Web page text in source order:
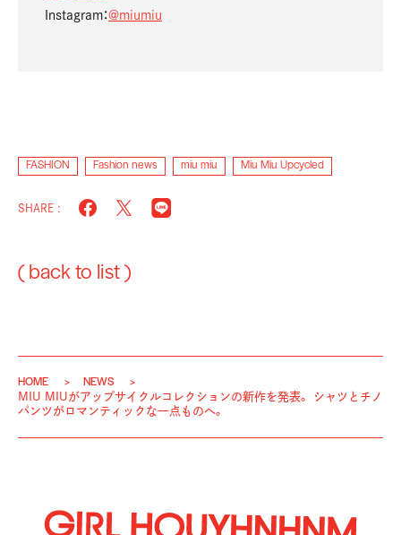
Instagram：@miumiu
FASHION Fashion news miu miu Miu Miu Upcycled
SHARE :
( back to list )
HOME
NEWS
MIU MIUがアップサイクルコレクションの新作を発表。 シャツとチノ
パンツがロマンティックな一点ものへ。